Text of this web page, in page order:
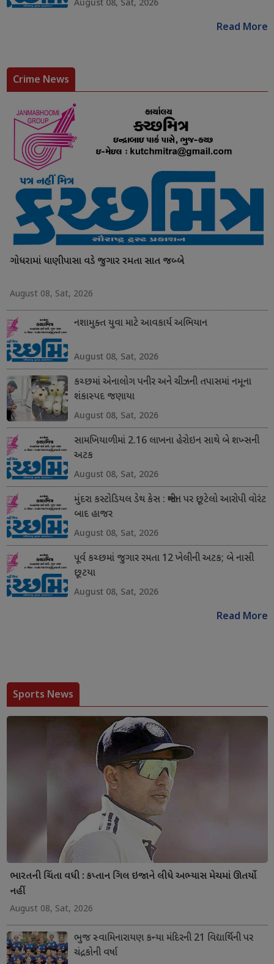
Read More
Crime News
ગોધરામાં ધાણીપાસા વડે જુગાર રમતા સાત જબ્બે
August 08, Sat, 2026
નશામુક્ત યુવા માટે આવકાર્ય અભિયાન
August 08, Sat, 2026
કચ્છમાં એનાલોગ પનીર અને ચીઝની તપાસમાં નમૂના
શંકાસ્પદ જણાયા
August 08, Sat, 2026
સામખિયાળીમાં 2.16 લાખના હેરોઇન સાથે બે શખ્સની
અટક
August 08, Sat, 2026
મુંદરા કસ્ટોડિયલ ડેથ કેસ : જામીન પર છૂટેલો આરોપી વોરંટ
બાદ હાજર
August 08, Sat, 2026
પૂર્વ કચ્છમાં જુગાર રમતા 12 ખેલીની અટક; બે નાસી
છૂટયા
August 08, Sat, 2026
Read More
Sports News
ભારતની ચિંતા વધી : કપ્તાન ગિલ ઇજાને લીધે અભ્યાસ મેચમાં ઊતર્યો
નહીં
August 08, Sat, 2026
ભુજ સ્વામિનારાયણ કન્યા મંદિરની 21 વિદ્યાર્થિની પર
ચંદ્રકોની વર્ષા